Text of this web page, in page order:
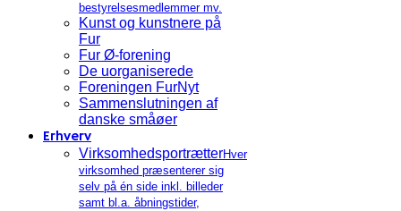
bestyrelsesmedlemmer mv.
Kunst og kunstnere på
Fur
Fur Ø-forening
De uorganiserede
Foreningen FurNyt
Sammenslutningen af
danske småøer
Erhverv
VirksomhedsportrætterHver
virksomhed præsenterer sig
selv på én side inkl. billeder
samt bl.a. åbningstider,